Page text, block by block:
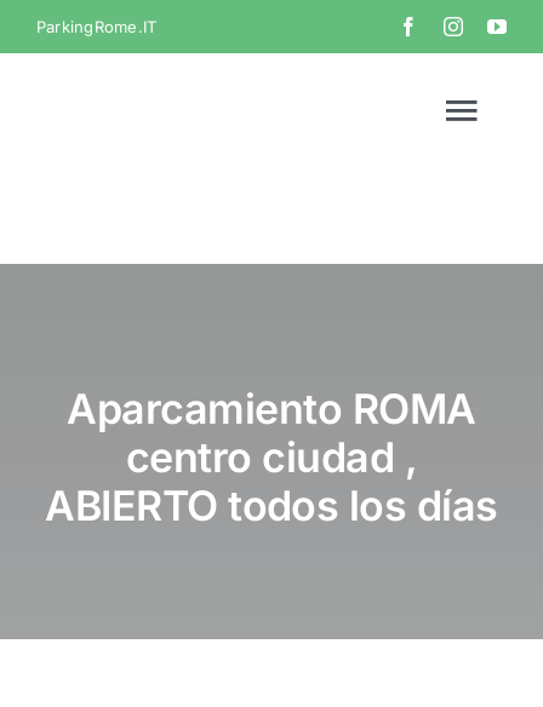
Skip
to
ParkingRome.IT
Vídeo
Aparcamiento ROMA
centro ciudad ,
ABIERTO todos los días